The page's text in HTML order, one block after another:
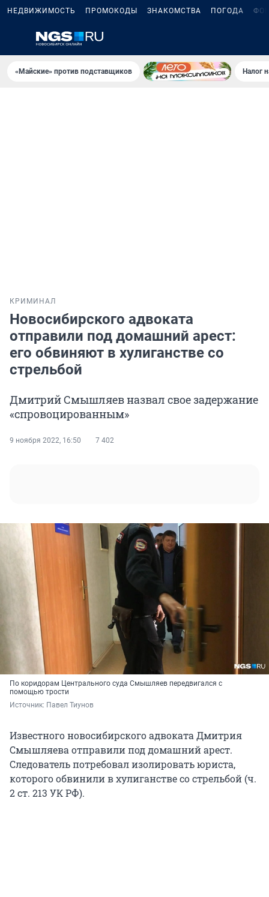
НЕДВИЖИМОСТЬ ПРОМОКОДЫ ЗНАКОМСТВА ПОГОДА
«Майские» против подставщиков Налог
КРИМИНАЛ
Новосибирского адвоката
отправили под домашний арест:
его обвиняют в хулиганстве со
стрельбой
Дмитрий Смышляев назвал свое задержание
«спровоцированным»
9 ноября 2022, 16:50 7 402
По коридорам Центрального суда Смышляев передвигался с
помощью трости
Источник: Павел Тиунов
Известного новосибирского адвоката Дмитрия
Смышляева отправили под домашний арест.
Следователь потребовал изолировать юриста,
которого обвинили в хулиганстве со стрельбой (ч.
2 ст. 213 УК РФ).